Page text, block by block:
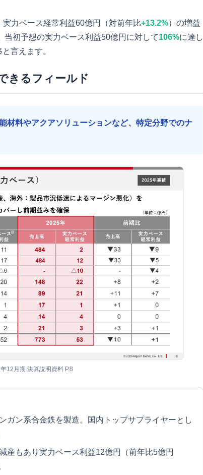
力ベース経常利益60億円（対前年比+13.2%）の増益
初予想の実力ベース利益50億円に対して106%に達し
言えます。
きるフィールド
材料やアクアソリューションなど、特定分野でのナ
12月期 決算説明資料 P.8
ガン系合金鉄を製造。国内トップサプライヤーとし
産もあり実力ベース利益12億円（前年比5億円